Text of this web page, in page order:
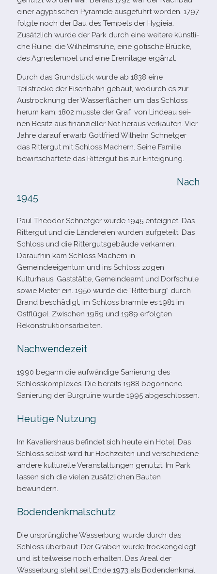
einer ägyp­ti­schen Pyramide aus­ge­führt wor­den. 1797
folgte noch der Bau des Tempels der Hygieia.
Zusätzlich wurde der Park durch eine wei­tere künst­li­
che Ruine, die Wilhelmsruhe, eine goti­sche Brücke,
des Agnestempel und eine Eremitage ergänzt.
Durch das Grundstück wurde ab 1838 eine
Teilstrecke der Eisenbahn gebaut, wodurch es zur
Austrocknung der Wasserflächen um das Schloss
herum kam. 1802 musste der Graf von Lindeau sei­
nen Besitz aus finan­zi­el­ler Not her­aus ver­kau­fen. Vier
Jahre dar­auf erwarb Gottfried Wilhelm Schnetger
das Rittergut mit Schloss Machern. Seine Familie
bewirt­schaf­tete das Rittergut bis zur Enteignung.
Nach
1945
Paul Theodor Schnetger wurde 1945 ent­eig­net. Das
Rittergut und die Ländereien wur­den auf­ge­teilt. Das
Schloss und die Rittergutsgebäude ver­ka­men.
Daraufhin kam Schloss Machern in
Gemeindeeigentum und ins Schloss zogen
Kulturhaus, Gaststätte, Gemeindeamt und Dorfschule
sowie Mieter ein. 1950 wurde die “Ritterburg” durch
Brand beschä­digt, im Schloss brannte es 1981 im
Ostflügel. Zwischen 1989 und 1989 erfolg­ten
Rekonstruktionsarbeiten.
Nachwendezeit
1990 begann die auf­wän­dige Sanierung des
Schlosskomplexes. Die bereits 1988 begon­nene
Sanierung der Burgruine wurde 1995 abgeschlossen.
Heutige Nutzung
Im Kavaliershaus befin­det sich heute ein Hotel. Das
Schloss selbst wird für Hochzeiten und ver­schie­dene
andere kul­tu­relle Veranstaltungen genutzt. Im Park
las­sen sich die vie­len zusätz­li­chen Bauten
bewundern.
Bodendenkmalschutz
Die ursprüng­li­che Wasserburg wurde durch das
Schloss über­baut. Der Graben wurde tro­cken­ge­legt
und ist teil­weise noch erhal­ten. Das Areal der
Wasserburg steht seit Ende 1973 als Bodendenkmal